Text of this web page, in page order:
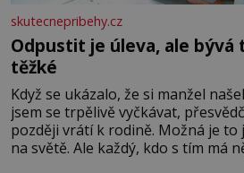
skutecnepribehy.cz
Odpustit je úleva, ale bývá
těžké
Když se ukázalo, že si manžel
jsem se trpělivě vyčkávat,
později vrátí k rodině. Možná je to
na světě. Ale každý, kdo s tím má